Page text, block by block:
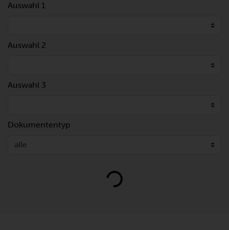
Auswahl 1
Auswahl 2
Auswahl 3
Dokumententyp
Loading...